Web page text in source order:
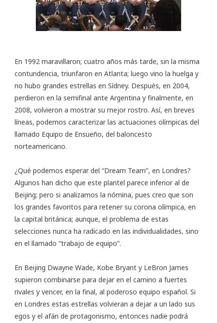
En 1992 maravillaron; cuatro años más tarde, sin la misma
contundencia, triunfaron en Atlanta; luego vino la huelga y
no hubo grandes estrellas en Sídney. Después, en 2004,
perdieron en la semifinal ante Argentina y finalmente, en
2008, volvieron a mostrar su mejor rostro. Así, en breves
líneas, podemos caracterizar las actuaciones olímpicas del
llamado Equipo de Ensueño, del baloncesto
norteamericano.
¿Qué podemos esperar del “Dream Team”, en Londres?
Algunos han dicho que este plantel parece inferior al de
Beijing; pero si analizamos la nómina, pues creo que son
los grandes favoritos para retener su corona olímpica, en
la capital británica; aunque, el problema de estas
selecciones nunca ha radicado en las individualidades, sino
en el llamado “trabajo de equipo”.
En Beijing Dwayne Wade, Kobe Bryant y LeBron James
supieron combinarse para dejar en el camino a fuertes
rivales y vencer, en la final, al poderoso equipo español. Si
en Londres estas estrellas volvieran a dejar a un lado sus
egos y el afán de protagonismo, entonces nadie podrá